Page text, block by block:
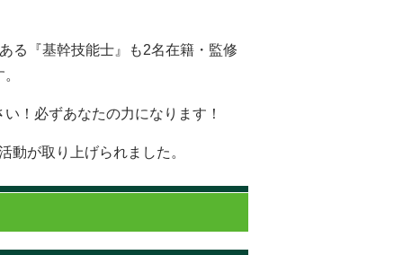
る『基幹技能士』も2名在籍・監修
！必ずあなたの力になります！
が取り上げられました。